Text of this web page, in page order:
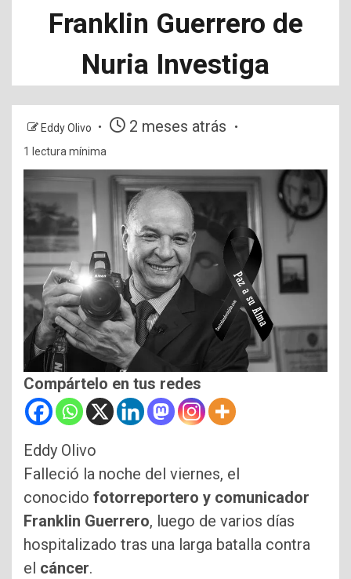
Franklin Guerrero de
Nuria Investiga
Eddy Olivo 2 meses atrás
1 lectura mínima
Compártelo en tus redes
Eddy Olivo
Falleció la noche del viernes, el
conocido fotorreportero y comunicador
Franklin Guerrero, luego de varios días
hospitalizado tras una larga batalla contra
el cáncer.